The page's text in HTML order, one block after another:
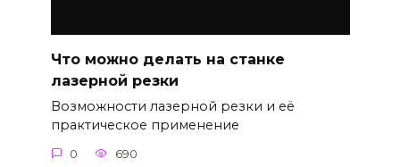
Что можно делать на станке
лазерной резки
Возможности лазерной резки и её
практическое применение
0 690